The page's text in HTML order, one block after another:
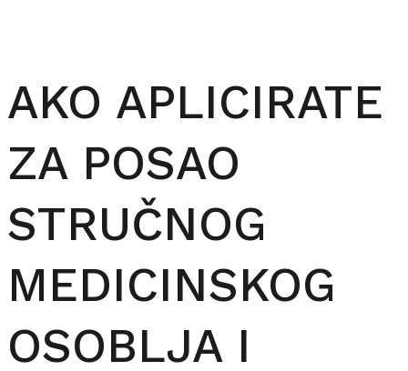
AKO APLICIRATE
ZA POSAO
STRUČNOG
MEDICINSKOG
OSOBLJA I